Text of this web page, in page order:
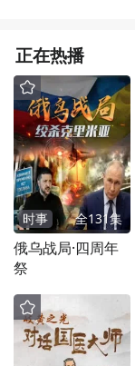
正在热播
时事 全131集
俄乌战局·四周年
祭